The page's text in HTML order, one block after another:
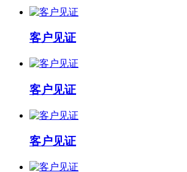
客户见证
客户见证
客户见证